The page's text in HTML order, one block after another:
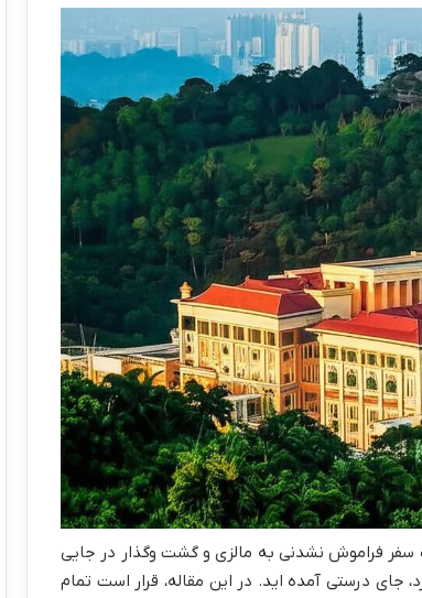
سفر فراموش نشدنی به مالزی و گشت وگذار در جایی
درستی آمده اید. در این مقاله، قرار است تمام